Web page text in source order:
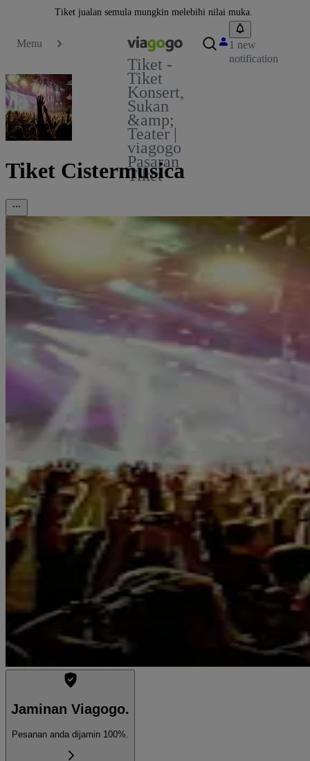
Tiket jualan semula mungkin melebihi nilai muka.
Menu
Tiket -
Tiket
Konsert,
Sukan
&amp;
Teater |
viagogo
Pasaran
Tiket
1 new
notification
Tiket Cistermusica
Jaminan Viagogo.
Pesanan anda dijamin 100%.